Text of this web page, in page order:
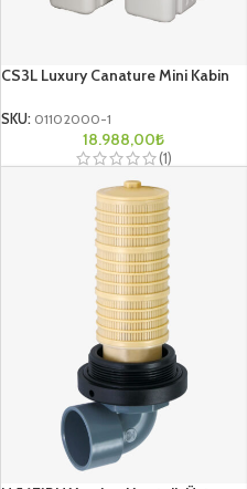
CS3L Luxury Canature Mini Kabin
SKU: 01102000-1
18.988,00₺
(1)